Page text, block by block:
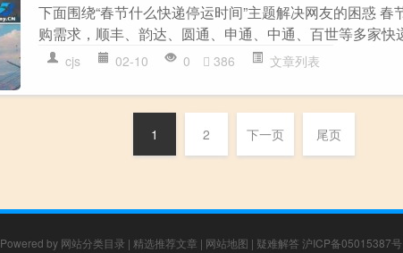
下面围绕“春节什么快递停运时间”主题解决网友的困惑
购需求，顺丰、韵达、圆通、申通、中通、百世等多家快
cjs 02-10 0 386 文章列表
1 2 下一页 尾页
Powered by 网站分类目录 | 精选推荐文章 | 网站地图 | 疑难解答 沪ICP备05015387号